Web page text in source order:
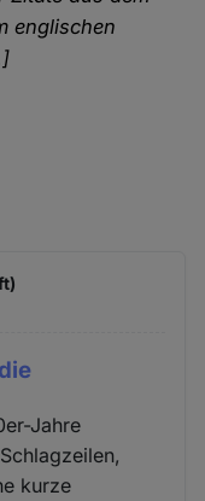
englischen
Jahre
kurze